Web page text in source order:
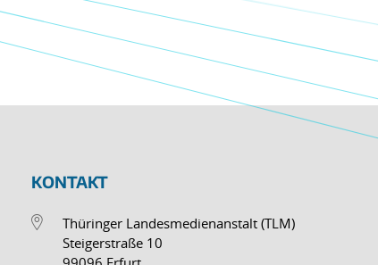
KONTAKT
Thüringer Landesmedienanstalt (TLM)
Steigerstraße 10